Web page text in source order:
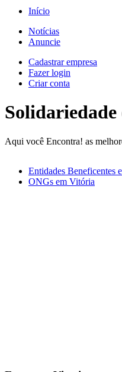
Início
Notícias
Anuncie
Cadastrar empresa
Fazer login
Criar conta
Aqui você Encontra! as
Entidades Beneficentes
ONGs em Vitória